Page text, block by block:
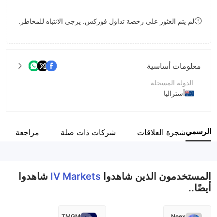
8
لم يتم العثور على رخصة تداول فوركس. يرجى الانتباه للمخاطر.
معلومات أساسية
الدولة المسجلة
أستراليا
اسم الشركة
الرسميشجرة العلاقات شركات ذات صلة مراجعة
المستخدمون الذين شاهدوا IV Markets شاهدوا
أيضًا..